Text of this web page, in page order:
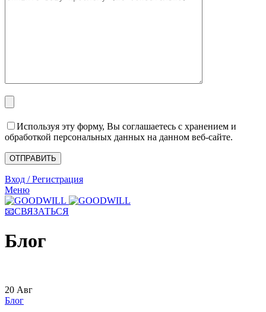
Используя эту форму, Вы соглашаетесь с хранением и
обработкой персональных данных на данном веб-сайте.
Вход / Регистрация
Меню
📧СВЯЗАТЬСЯ
Блог
20 Авг
Блог